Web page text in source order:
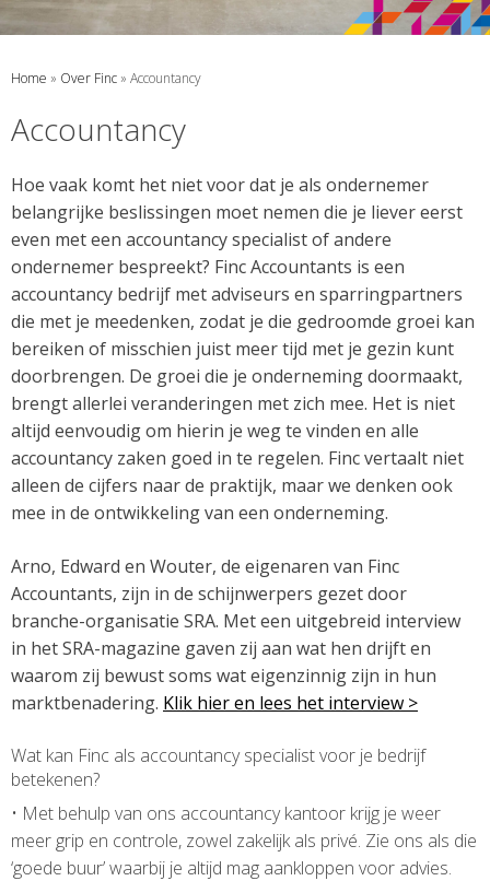
Home » Over Finc » Accountancy
Accountancy
Hoe vaak komt het niet voor dat je als ondernemer
belangrijke beslissingen moet nemen die je liever eerst
even met een accountancy specialist of andere
ondernemer bespreekt? Finc Accountants is een
accountancy bedrijf met adviseurs en sparringpartners
die met je meedenken, zodat je die gedroomde groei kan
bereiken of misschien juist meer tijd met je gezin kunt
doorbrengen. De groei die je onderneming doormaakt,
brengt allerlei veranderingen met zich mee. Het is niet
altijd eenvoudig om hierin je weg te vinden en alle
accountancy zaken goed in te regelen. Finc vertaalt niet
alleen de cijfers naar de praktijk, maar we denken ook
mee in de ontwikkeling van een onderneming.
Arno, Edward en Wouter, de eigenaren van Finc
Accountants, zijn in de schijnwerpers gezet door
branche-organisatie SRA. Met een uitgebreid interview
in het SRA-magazine gaven zij aan wat hen drijft en
waarom zij bewust soms wat eigenzinnig zijn in hun
marktbenadering. Klik hier en lees het interview >
Wat kan Finc als accountancy specialist voor je bedrijf
betekenen?
• Met behulp van ons accountancy kantoor krijg je weer
meer grip en controle, zowel zakelijk als privé. Zie ons als die
‘goede buur’ waarbij je altijd mag aankloppen voor advies.